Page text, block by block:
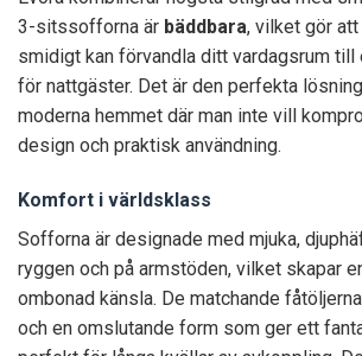
3-sitssofforna är bäddbara, vilket gör
smidigt kan förvandla ditt vardagsrum till
för nattgäster. Det är den perfekta
moderna hemmet där man inte vill
design och praktisk användning.
Komfort i världsklass
Sofforna är designade med mjuka,
ryggen och på armstöden, vilket skapar
ombonad känsla. De matchande
och en omslutande form som ger ett